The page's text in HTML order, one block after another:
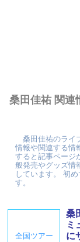
桑田佳祐 関連
桑田佳祐のライ
情報や関連する情
すると記事ページ
般発売やグッズ情
しています。 初
す。
全国ツアー
桑
ミ
に